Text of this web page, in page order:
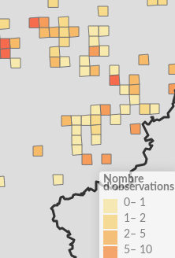
Nombre
d'observations
0– 1
1– 2
2– 5
5– 10